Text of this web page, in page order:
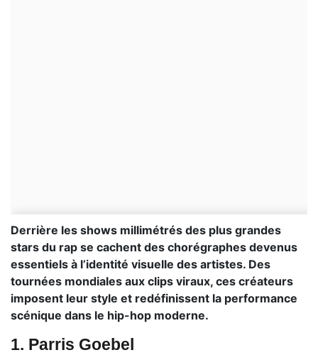
Derrière les shows millimétrés des plus grandes
stars du rap se cachent des chorégraphes devenus
essentiels à l’identité visuelle des artistes. Des
tournées mondiales aux clips viraux, ces créateurs
imposent leur style et redéfinissent la performance
scénique dans le hip-hop moderne.
1. Parris Goebel